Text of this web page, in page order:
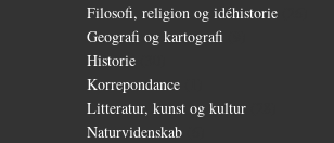
Filosofi, religion og idéhistorie
Geografi og kartografi
Historie
Korrepondance
Litteratur, kunst og kultur
Naturvidenskab